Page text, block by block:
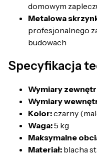
domowym
Metalowa
profesjonalnego
budowach
Specyfikacja
Wymiary
Wymiary
Kolor:czarny
Waga:5 kg
Maksymalne
Materiał: blacha